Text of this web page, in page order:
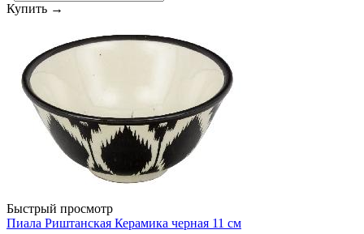
Купить →
Быстрый просмотр
Пиала Риштанская Керамика черная 11 см